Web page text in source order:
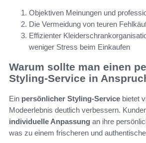
Objektiven Meinungen und
Die Vermeidung von teuren
Effizienter
weniger Stress beim Einkaufen
Warum sollte man einen
Styling-Service in
Ein persönlicher Styling-Service bietet
Modeerlebnis deutlich verbessern.
individuelle Anpassung an ihre
was zu einem frischeren und